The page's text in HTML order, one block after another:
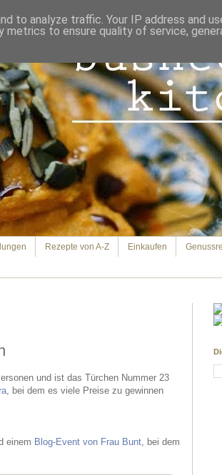
Rezepte von A-Z Einkaufen
und ist das Türchen Nummer 23
, bei dem es viele Preise zu gewinnen
einem Blog-Event von Frau Bunt, bei dem
to analyze traffic. Your IP address and
metrics to ensure quality of service,